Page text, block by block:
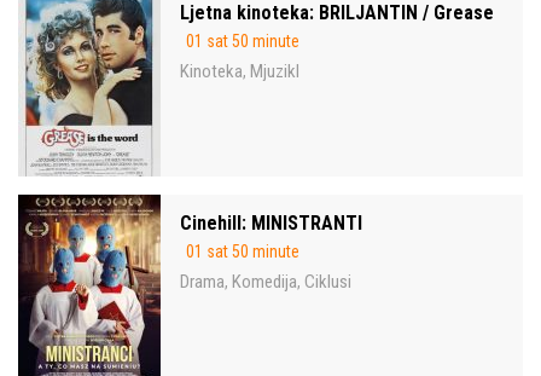
Ljetna kinoteka: BRILJANTIN / Grease
01 sat 50 minute
Kinoteka, Mjuzikl
Cinehill: MINISTRANTI
01 sat 50 minute
Drama, Komedija, Ciklusi